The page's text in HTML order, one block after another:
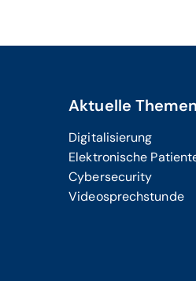
Aktuelle Themen
Digitalisierung
Elektronische
Cybersecurity
Videosprechstunde